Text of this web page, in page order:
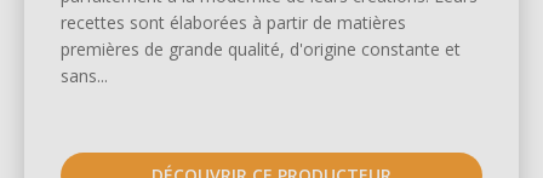
recettes sont élaborées à partir de matières
premières de grande qualité, d'origine constante et
sans...